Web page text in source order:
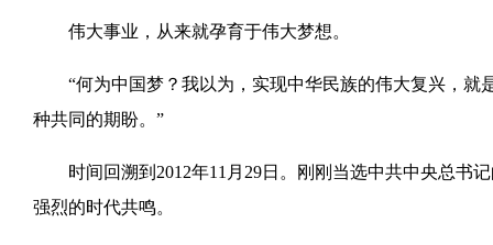
伟大事业，从来就孕育于伟大梦想。
“何为中国梦？我以为，实现中华民族的伟大复兴，就
种共同的期盼。”
时间回溯到2012年11月29日。刚刚当选中共中央总书记
强烈的时代共鸣。